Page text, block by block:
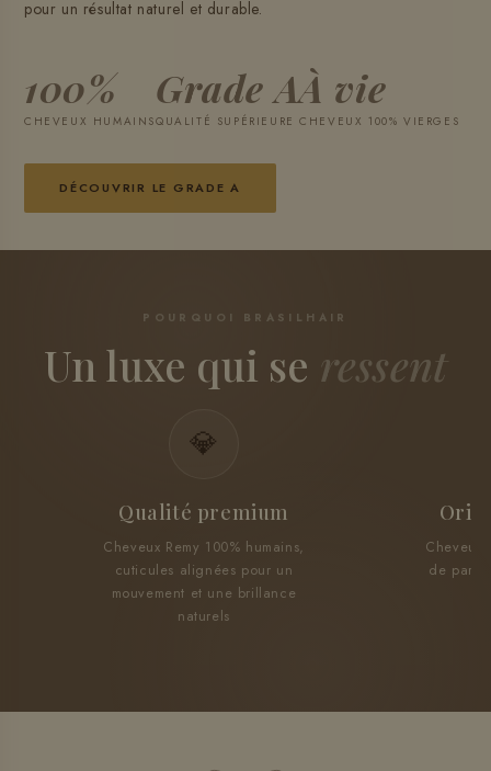
pour un résultat naturel et durable.
100%
CHEVEUX HUMAINS
Grade A
QUALITÉ SUPÉRIEURE
À vie
CHEVEUX 100% VIERGES
DÉCOUVRIR LE GRADE A
POURQUOI BRASILHAIR
Un luxe qui se ressent
💎
Qualité premium
Cheveux Remy 100% humains,
cuticules alignées pour un
mouvement et une brillance
naturels
Cheveux
de